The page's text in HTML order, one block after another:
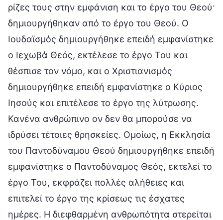
ρίζες τους στην εμφάνιση και το έργο του Θεού·
δημιουργήθηκαν από το έργο του Θεού. Ο
Ιουδαϊσμός δημιουργήθηκε επειδή εμφανίστηκε
ο Ιεχωβά Θεός, εκτέλεσε το έργο Του και
θέσπισε τον νόμο, και ο Χριστιανισμός
δημιουργήθηκε επειδή εμφανίστηκε ο Κύριος
Ιησούς και επιτέλεσε το έργο της λύτρωσης.
Κανένα ανθρώπινο ον δεν θα μπορούσε να
ιδρύσει τέτοιες θρησκείες. Ομοίως, η Εκκλησία
του Παντοδύναμου Θεού δημιουργήθηκε επειδή
εμφανίστηκε ο Παντοδύναμος Θεός, εκτελεί το
έργο Του, εκφράζει πολλές αλήθειες και
επιτελεί το έργο της κρίσεως τις έσχατες
ημέρες. Η διεφθαρμένη ανθρωπότητα στερείται